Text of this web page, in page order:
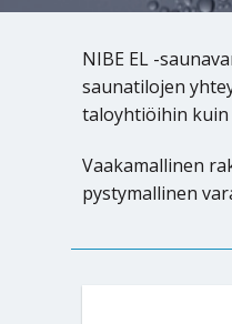
NIBE EL -
saunatilojen
taloyhtiöihin kuin
Vaakamallinen
pystymallinen